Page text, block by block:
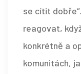
se cítit
reagovat,
konkrétně a
komunitách,